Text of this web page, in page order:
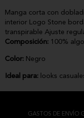
Manga corta con
interior Logo Stone
transpirable Ajuste
Composición: 100%
Color: Negro
Ideal para: looks
GASTOS DE ENVÍO